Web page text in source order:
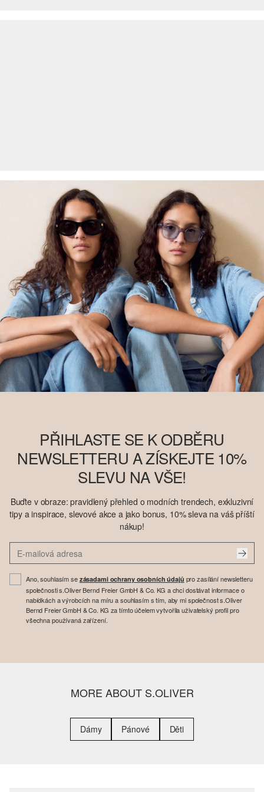
PŘIHLASTE SE K ODBĚRU
NEWSLETTERU A ZÍSKEJTE 10%
SLEVU NA VŠE!
Buďte v obraze: pravidlený přehled o modních trendech, exkluzivní
tipy a inspirace, slevové akce a jako bonus, 10% sleva na váš příští
nákup!
Ano, souhlasím se zásadami ochrany osobních údajů pro zasílání newsletteru
společnosti s.Oliver Bernd Freier GmbH & Co. KG a chci dostávat informace o
nabídkách a výrobcích na míru a souhlasím s tím, aby mi společnost s.Oliver
Bernd Freier GmbH & Co. KG za tímto účelem vytvořila uživatelský profil pro
všechna používaná zařízení.
MORE ABOUT S.OLIVER
Dámy Pánové Děti